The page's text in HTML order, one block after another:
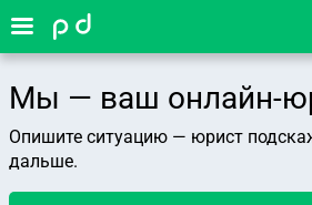
Мы — ваш онлайн-
Опишите ситуацию — юрист
дальше.